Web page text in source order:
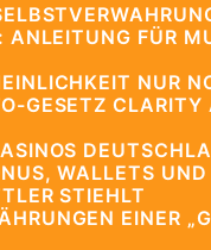
ANLEITUNG FÜR
NUR
GESETZ CLARITY
WALLETS UND
STIEHLT
EINER